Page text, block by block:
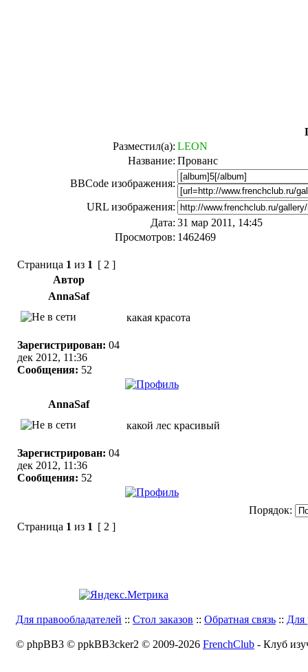
Разместил(а): LEON
Название: Прованс
BBCode изображения:
URL изображения:
Дата: 31 мар 2011, 14:45
Просмотров: 1462469
Страница 1 из 1 [ 2 ]
Автор
AnnaSaf
Зарегистрирован: 04
дек 2012, 11:36
Сообщения: 52
какая красота
AnnaSaf
Зарегистрирован: 04
дек 2012, 11:36
Сообщения: 52
какой лес красивый
Порядок:
Страница 1 из 1 [ 2 ]
Для правообладателей :: Стол заказов :: Обратная связь :: Для
© phpBB3 © ppkBB3cker2 © 2009-2026 FrenchClub - Клуб